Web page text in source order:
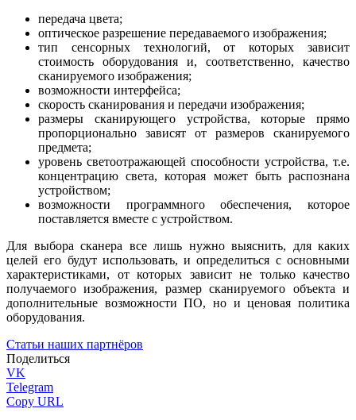
передача цвета;
оптическое разрешение передаваемого изображения;
тип сенсорных технологий, от которых зависит
стоимость оборудования и, соответственно, качество
сканируемого изображения;
возможности интерфейса;
скорость сканирования и передачи изображения;
размеры сканирующего устройства, которые прямо
пропорционально зависят от размеров сканируемого
предмета;
уровень светоотражающей способности устройства, т.е.
концентрацию света, которая может быть распознана
устройством;
возможности программного обеспечения, которое
поставляется вместе с устройством.
Для выбора сканера все лишь нужно выяснить, для каких
целей его будут использовать, и определиться с основными
характеристиками, от которых зависит не только качество
получаемого изображения, размер сканируемого объекта и
дополнительные возможности ПО, но и ценовая политика
оборудования.
Статьи наших партнёров
Поделиться
VK
Telegram
Copy URL